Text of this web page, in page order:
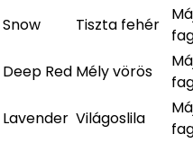
Snow Tiszta fehér
Deep Red Mély vörös
Lavender Világoslila